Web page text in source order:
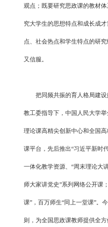
观点；既要研究思政课的教材
究大学生的思想特点和成长成
点、社会热点和学生特点的研
又信服。
把同频共振的育人格局建
教工委指导下，中国人民大学
理论课高精尖创新中心和全国
课平台，先后推出“习近平新时
一体化教学资源、“周末理论大
师大家讲党史”系列网络公开课
课”，百万师生“同上一堂课”。
则，为全国思政课教师提供全方